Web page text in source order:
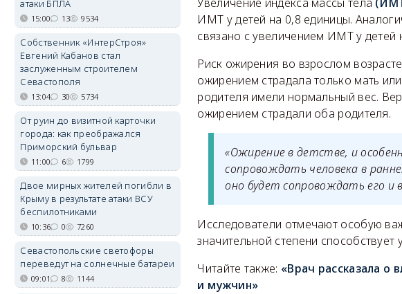
Увеличение индекса массы тела
ИМТ у детей на 0,8 единицы.
связано с увеличением ИМТ у детей
Риск ожирения во взрослом
ожирением страдала только мать
родителя имели нормальный вес.
ожирением страдали оба родителя.
«Ожирение в детстве, и
сопровождать человека в
оно будет сопровождать его и
Исследователи отмечают особую
значительной степени
Читайте также: «Врач рассказала о
и мужчин»
атаки БПЛА
15:00 13 9534
Собственник «ИнтерСтроя»
Евгений Кабанов стал
заслуженным строителем
Севастополя
13:04 30 5734
От руин до визитной карточки
города: как преображался
Приморский бульвар
11:00 6 1799
Двое мирных жителей погибли в
Крыму в результате атаки ВСУ
беспилотниками
10:36 0 7260
Севастопольские светофоры
переведут на солнечные батареи
09:01 8 1144